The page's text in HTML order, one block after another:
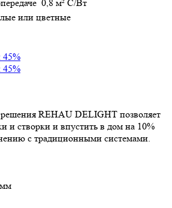
0,8 м² С/Вт
или цветные
45%
45%
решения REHAU DELIGHT позволяет
и створки и впустить в дом на 10%
с традиционными системами.